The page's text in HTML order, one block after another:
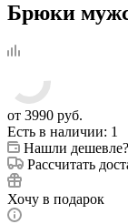
Брюки
от 3990 руб.
Есть в наличии: 1
Нашли дешевле?
Рассчитать
Хочу в подарок